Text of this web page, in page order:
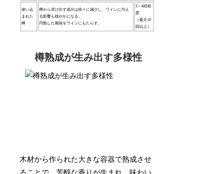
使い込
まれた
樽
樽から溶け出す成分は徐々に減少し、ワインに与え
る影響も穏やかになる。
円熟した風味をワインにもたらす。
3～4回程
度
（最大10
回以上）
樽熟成が生み出す多様性
木材から作られた大きな容器で熟成させ